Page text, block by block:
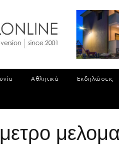
Αθλητικά Εκδηλώσεις